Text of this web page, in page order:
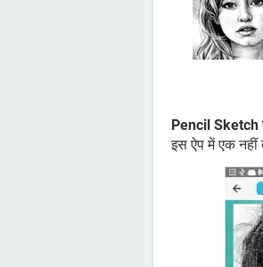
Pencil Sketch
इस ऐप में एक नहीं